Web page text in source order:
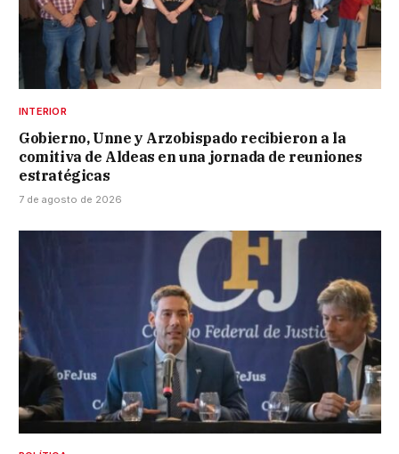
INTERIOR
Gobierno, Unne y Arzobispado recibieron a la
comitiva de Aldeas en una jornada de reuniones
estratégicas
7 de agosto de 2026